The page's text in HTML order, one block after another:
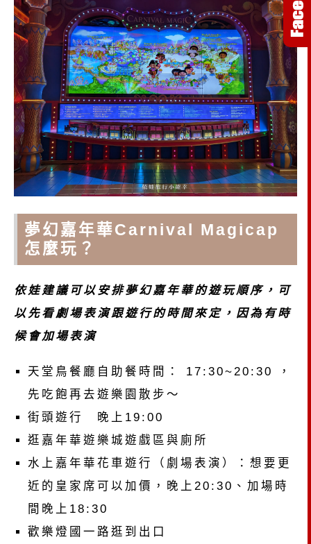
夢幻嘉年華Carnival Magicap
怎麼玩？
依娃建議可以安排夢幻嘉年華的遊玩順序，可
以先看劇場表演跟遊行的時間來定，因為有時
候會加場表演
天堂鳥餐廳自助餐時間： 17:30~20:30 ，
先吃飽再去遊樂園散步～
街頭遊行 晚上19:00
逛嘉年華遊樂城遊戲區與廁所
水上嘉年華花車遊行（劇場表演）：想要更
近的皇家席可以加價，晚上20:30、加場時
間晚上18:30
歡樂燈國一路逛到出口